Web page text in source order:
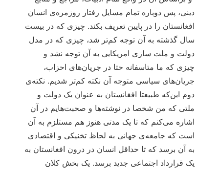
دینی، پس دوباره تمام مسایل رفتار روزمره‌ی انسان
افغانستان را در پایین تعریف بکند. چیزی که در بیست
سال گذشته به آن توجه کم‌تر شد، چیزی که در مدل
دولت و ملت سازی امریکایی به آن توجه نشد و
چیزی که ما متاسفانه حتا در جریان‌های احزاب،
جریان‌های سیاسی متوجه آن نکته کم‌تر شدیم. نکته‌ی
دوم این‌که طبیعتا افغانستان به عنوان یک دولت و
ملتی که من شخصا در نوشته‌ها و صحبت‌هایم در آن
اشاره می‌کنم که تا یک مدتی هنوز هم مستلزم به آن
است که جامعه‌ی جهانی به لحاظ تخنیکی و اقتصادی
به آن برسد که تا حداقل انسان در درون افغانستان به
یک قرارداد اجتماعی جدید برسد. یک بخش کلان